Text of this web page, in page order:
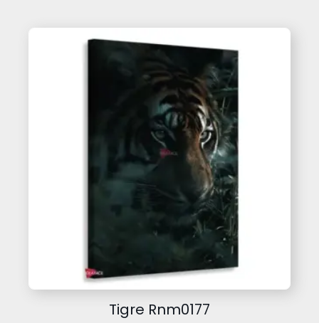
Tigre Rnm0177